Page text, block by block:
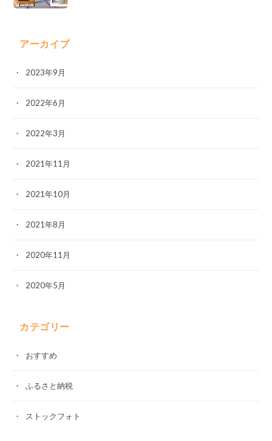
アーカイブ
2023年9月
2022年6月
2022年3月
2021年11月
2021年10月
2021年8月
2020年11月
2020年5月
カテゴリー
おすすめ
ふるさと納税
ストックフォト